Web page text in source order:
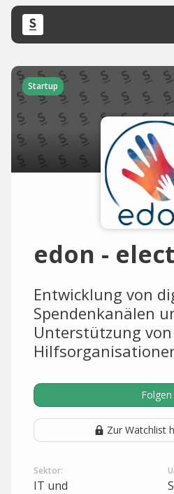
Startup
Entwicklung von
Spendenkanälen
Unterstützung von
Folgen
Zur Watchlist
Sektor:
IT und